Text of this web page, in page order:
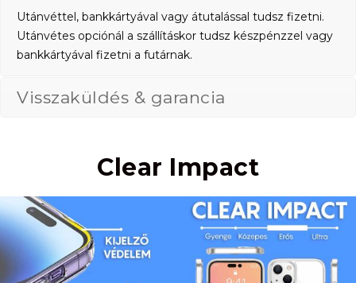
Utánvéttel, bankkártyával vagy átutalással tudsz fizetni.
Utánvétes opciónál a szállításkor tudsz készpénzzel vagy
bankkártyával fizetni a futárnak.
Visszaküldés & garancia
Clear Impact